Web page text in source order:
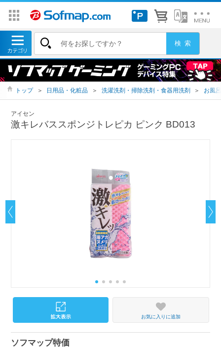
トップ ＞ 日用品・化粧品 ＞ 洗濯洗剤・掃除洗剤・食器用洗剤 ＞ お風
アイセン
激キレバススポンジトレピカ ピンク BD013
お気に入りに追加
ソフマップ特価